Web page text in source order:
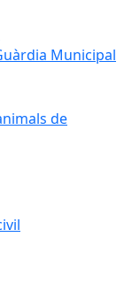
Municipal
de